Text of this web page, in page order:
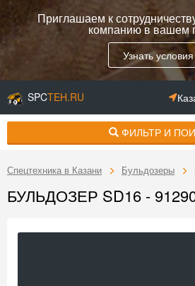
Приглашаем к
компанию в вашем
Узнать условия
SPCTEH.RU
ФИЛЬТР И
Спецтехника в Казани Бульдозеры
БУЛЬДОЗЕР SD16 -